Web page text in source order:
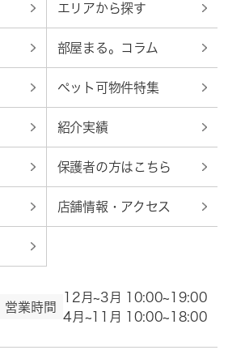
エリアから探す
部屋まる。コラム
ペット可物件特集
紹介実績
保護者の方はこちら
店舗情報・アクセス
営業時間
12月~3月 10:00~19:00
4月~11月 10:00~18:00